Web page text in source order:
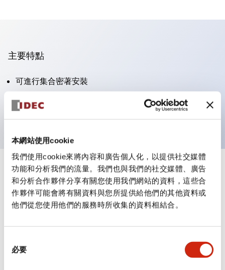
本網站使用cookie
我們使用cookie來將內容和廣告個人化，以提供社交媒體
功能和分析我們的流量。我們也與我們的社交媒體、廣告
和分析合作夥伴分享有關您使用我們網站的資料，這些合
作夥伴可能會將有關資料與您所提供給他們的其他資料或
他們從您使用他們的服務時所收集的資料相結合。
必要
主要特點
可進行集合密著安裝
附鎖選擇開關採用高安全性的彈子鎖結構
防護結構為IP65（IEC60529）
規格 顯示全部
審美規範
環境規範